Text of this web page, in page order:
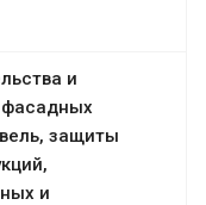
и
фасадных
защиты
и